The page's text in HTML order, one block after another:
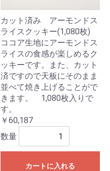
カット済み アーモンドス
ライスクッキー(1,080枚)
ココア生地にアーモンドス
ライスの食感が楽しめるク
ッキーです。また、カット
済ですので天板にそのまま
並べて焼き上げることがで
きます。 1,080枚入りで
す。
￥60,187
数量
カートに入れる